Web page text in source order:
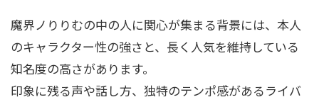
魔界ノりりむの中の人に関心が集まる背景には、本人
のキャラクター性の強さと、長く人気を維持している
知名度の高さがあります。
印象に残る声や話し方、独特のテンポ感があるライバ